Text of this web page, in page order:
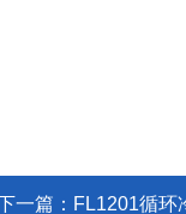
一篇： FL1201循环